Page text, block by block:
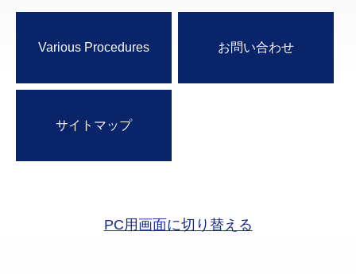
Various Procedures お問い合わせ
サイトマップ
PC用画面に切り替える